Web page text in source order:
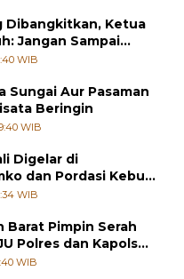
Dibangkitkan, Ketua
Jangan Sampai
Jati Diri
WIB
Sungai Aur Pasaman
Beringin
WIB
Digelar di
dan Pordasi Kebut
WIB
Barat Pimpin Serah
Polres dan Kapolsek
WIB